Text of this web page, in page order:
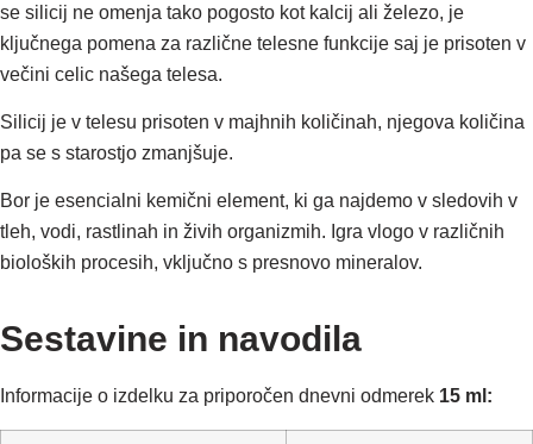
se silicij ne omenja tako pogosto kot kalcij ali železo, je
ključnega pomena za različne telesne funkcije saj je prisoten v
večini celic našega telesa.
Silicij je v telesu prisoten v majhnih količinah, njegova količina
pa se s starostjo zmanjšuje.
Bor je esencialni kemični element, ki ga najdemo v sledovih v
tleh, vodi, rastlinah in živih organizmih. Igra vlogo v različnih
bioloških procesih, vključno s presnovo mineralov.
Sestavine in navodila
Informacije o izdelku za priporočen dnevni odmerek 15 ml: